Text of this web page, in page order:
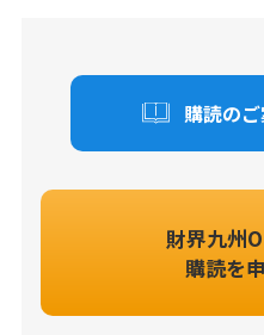
購読の
財界九州
購読を